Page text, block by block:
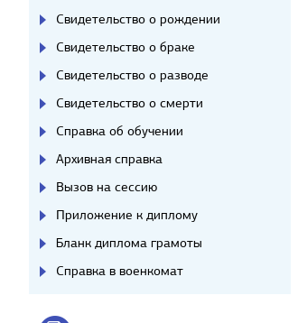
Свидетельство о рождении
Свидетельство о браке
Свидетельство о разводе
Свидетельство о смерти
Справка об обучении
Архивная справка
Вызов на сессию
Приложение к диплому
Бланк диплома грамоты
Справка в военкомат